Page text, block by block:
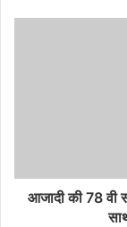
आजादी की 78 वी